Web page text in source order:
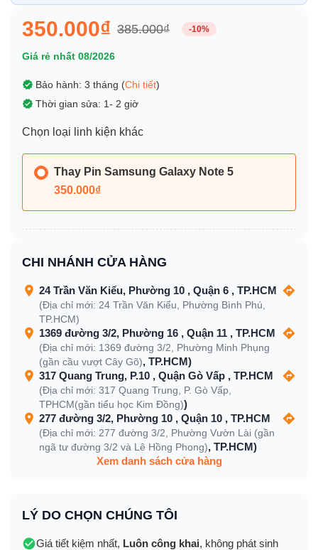
350.000₫ 385.000₫ -10%
Giá rẻ nhất 08/2026
Bảo hành: 3 tháng (Chi tiết)
Thời gian sửa: 1- 2 giờ
Chọn loại linh kiện khác
Thay Pin Samsung Galaxy Note 5
350.000₫
CHI NHÁNH CỬA HÀNG
24 Trần Văn Kiểu, Phường 10 , Quận 6 , TP.HCM
(Địa chỉ mới: 24 Trần Văn Kiểu, Phường Bình Phú,
TP.HCM)
1369 đường 3/2, Phường 16 , Quận 11 , TP.HCM
(Địa chỉ mới: 1369 đường 3/2, Phường Minh Phụng
(gần cầu vượt Cây Gõ), TP.HCM)
317 Quang Trung, P.10 , Quận Gò Vấp , TP.HCM
(Địa chỉ mới: 317 Quang Trung, P. Gò Vấp,
TPHCM(gần tiểu học Kim Đồng))
277 đường 3/2, Phường 10 , Quận 10 , TP.HCM
(Địa chỉ mới: 277 đường 3/2, Phường Vườn Lài (gần
ngã tư đường 3/2 và Lê Hồng Phong), TP.HCM)
Xem danh sách cửa hàng
LÝ DO CHỌN CHÚNG TÔI
Giá tiết kiệm nhất, Luôn công khai, không phát sinh